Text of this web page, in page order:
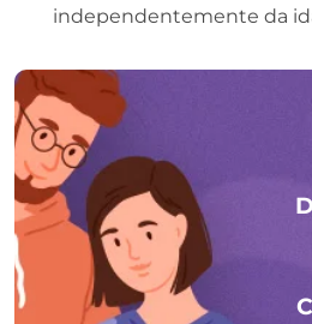
independentemente da